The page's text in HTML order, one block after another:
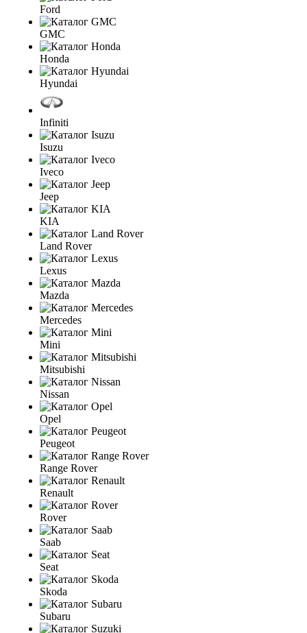
Ford
GMC
Honda
Hyundai
Infiniti
Isuzu
Iveco
Jeep
KIA
Land Rover
Lexus
Mazda
Mercedes
Mini
Mitsubishi
Nissan
Opel
Peugeot
Range Rover
Renault
Rover
Saab
Seat
Skoda
Subaru